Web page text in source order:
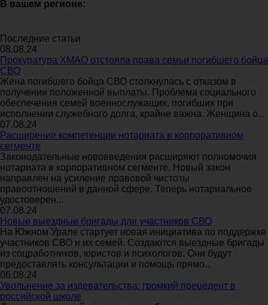
В вашем регионе:
Последние статьи
08.08.24
Прокуратура ХМАО отстояла права семьи погибшего бойца
СВО
Жена погибшего бойца СВО столкнулась с отказом в
получении положенной выплаты. Проблема социального
обеспечения семей военнослужащих, погибших при
исполнении служебного долга, крайне важна. Женщина о...
07.08.24
Расширение компетенции нотариата в корпоративном
сегменте
Законодательные нововведения расширяют полномочия
нотариата в корпоративном сегменте. Новый закон
направлен на усиление правовой чистоты
правоотношений в данной сфере. Теперь нотариальное
удостоверен...
07.08.24
Новые выездные бригады для участников СВО
На Южном Урале стартует новая инициатива по поддержке
участников СВО и их семей. Создаются выездные бригады
из соцработников, юристов и психологов. Они будут
предоставлять консультации и помощь прямо...
06.08.24
Увольнение за издевательства: громкий прецедент в
российской школе